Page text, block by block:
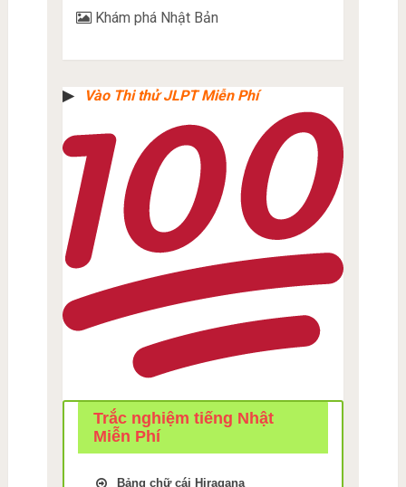
Khám phá Nhật Bản
▶︎ Vào Thi thử JLPT Miễn Phí
Trắc nghiệm tiếng Nhật
Miễn Phí
Bảng chữ cái Hiragana